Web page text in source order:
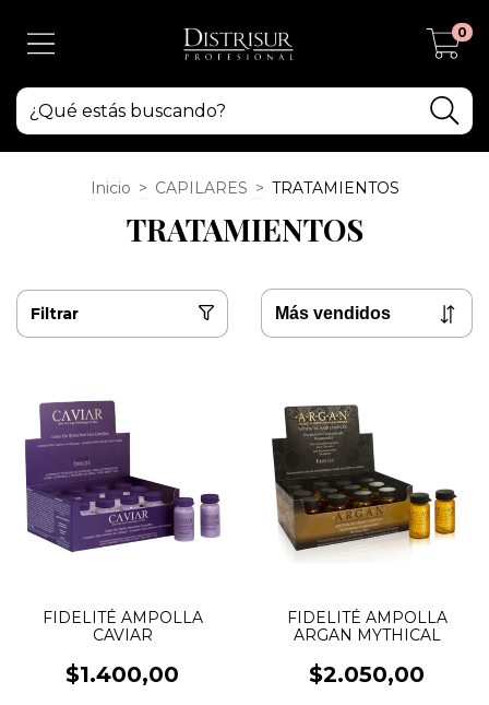
0
Inicio > CAPILARES > TRATAMIENTOS
TRATAMIENTOS
Filtrar
FIDELITÉ AMPOLLA
CAVIAR
$1.400,00
FIDELITÉ AMPOLLA
ARGAN MYTHICAL
$2.050,00